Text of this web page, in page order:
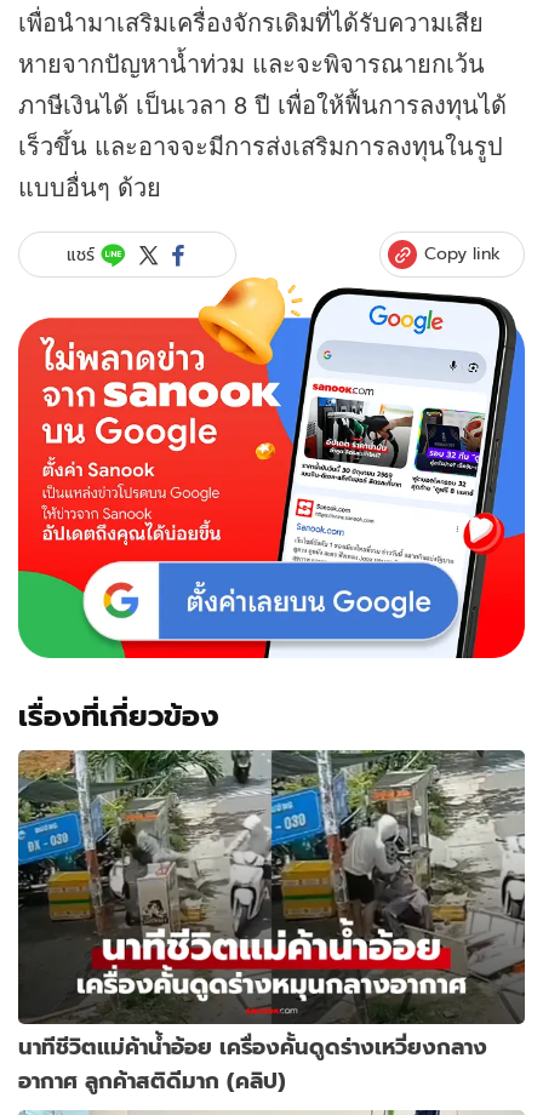
เพื่อนำมาเสริมเครื่องจักรเดิมที่ได้รับความเสีย
หายจากปัญหาน้ำท่วม และจะพิจารณายกเว้น
ภาษีเงินได้ เป็นเวลา 8 ปี เพื่อให้ฟื้นการลงทุนได้
เร็วขึ้น และอาจจะมีการส่งเสริมการลงทุนในรูป
แบบอื่นๆ ด้วย
แชร์ Copy link
เรื่องที่เกี่ยวข้อง
นาทีชีวิตแม่ค้าน้ำอ้อย เครื่องคั้นดูดร่างเหวี่ยงกลาง
อากาศ ลูกค้าสติดีมาก (คลิป)